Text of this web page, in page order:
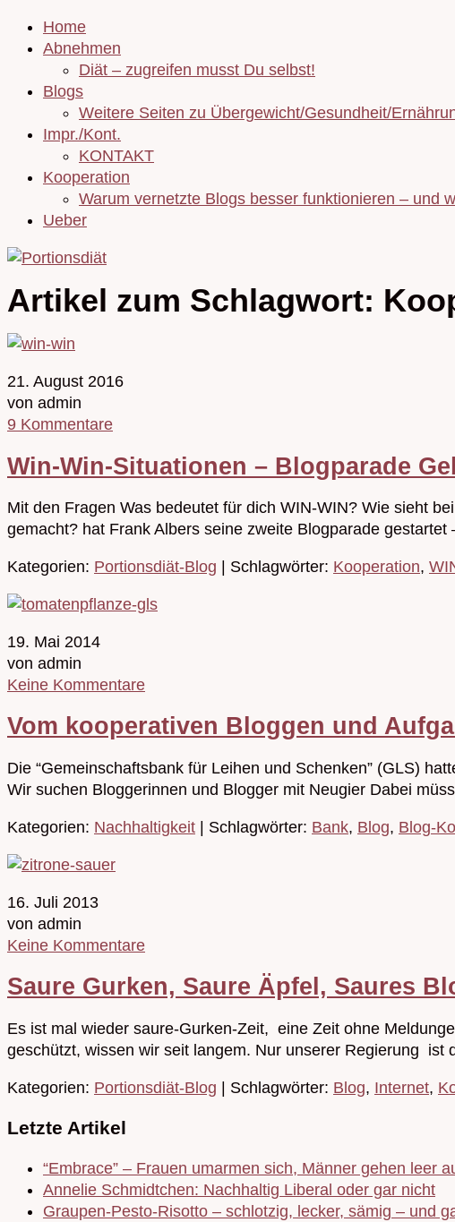
Home
Abnehmen
Diät – zugreifen musst Du selbst!
Blogs
Weitere Seiten zu Übergewicht/Gesundheit/
Impr./Kont.
KONTAKT
Kooperation
Warum vernetzte Blogs besser funktionieren – und
Ueber
Artikel zum Schlagwort:
21. August 2016
von admin
9 Kommentare
Win-Win-Situationen – Blogparade
Mit den Fragen Was bedeutet für dich WIN-WIN? Wie sieht
gemacht? hat Frank Albers seine zweite Blogparade
Kategorien: Portionsdiät-Blog | Schlagwörter: Kooperation,
19. Mai 2014
von admin
Keine Kommentare
Vom kooperativen Bloggen und
Die “Gemeinschaftsbank für Leihen und Schenken” (GLS)
Wir suchen Bloggerinnen und Blogger mit Neugier Dabei
Kategorien: Nachhaltigkeit | Schlagwörter: Bank, Blog, Blog-
16. Juli 2013
von admin
Keine Kommentare
Saure Gurken, Saure Äpfel, Saures
Es ist mal wieder saure-Gurken-Zeit, eine Zeit ohne
geschützt, wissen wir seit langem. Nur unserer Regierung
Kategorien: Portionsdiät-Blog | Schlagwörter: Blog, Internet,
Letzte Artikel
“Embrace” – Frauen umarmen sich, Männer gehen leer
Annelie Schmidtchen: Nachhaltig Liberal oder gar nicht
Graupen-Pesto-Risotto – schlotzig, lecker, sämig – und